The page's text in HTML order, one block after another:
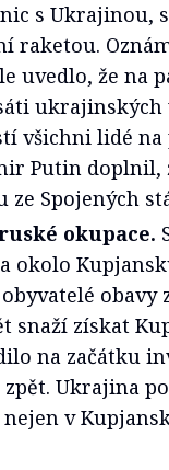
s Ukrajinou,
raketou.
uvedlo, že na
ukrajinských
všichni lidé
Putin doplnil,
ze Spojených
okupace.
okolo
obavy
snaží získat
na začátku
Ukrajina
nejen v